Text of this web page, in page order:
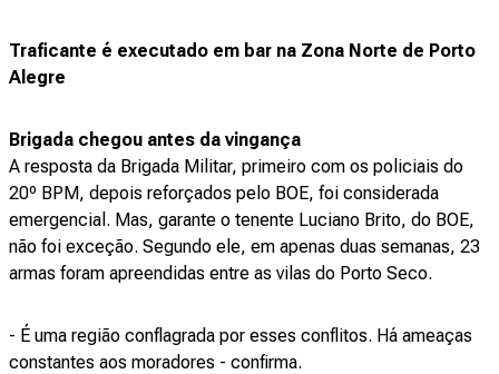
Traficante é executado em bar na Zona Norte de Porto
Alegre
Brigada chegou antes da vingança
A resposta da Brigada Militar, primeiro com os policiais do
20º BPM, depois reforçados pelo BOE, foi considerada
emergencial. Mas, garante o tenente Luciano Brito, do BOE,
não foi exceção. Segundo ele, em apenas duas semanas, 23
armas foram apreendidas entre as vilas do Porto Seco.
- É uma região conflagrada por esses conflitos. Há ameaças
constantes aos moradores - confirma.